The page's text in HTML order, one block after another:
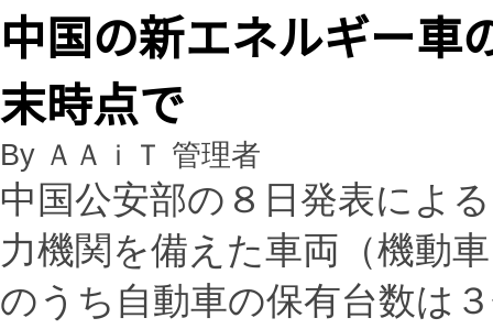
中国の新エネルギー車
末時点で
By ＡＡｉＴ 管理者
中国公安部の８日発表によ
力機関を備えた車両（機動
のうち自動車の保有台数は